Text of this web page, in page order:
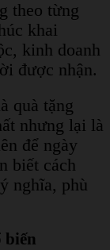
theo từng
khai
kinh doanh
được nhận.
quà tặng
nhưng lại là
để ngày
biết cách
nghĩa, phù
biến